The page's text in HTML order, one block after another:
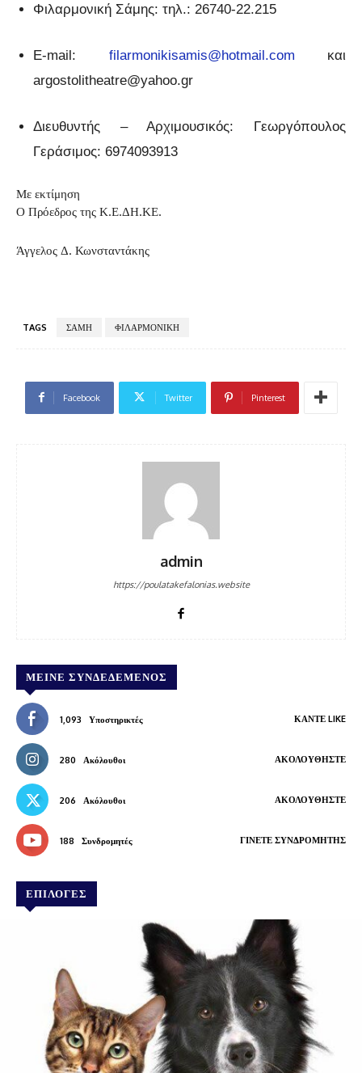
Φιλαρμονική Σάμης: τηλ.: 26740-22.215
E-mail: filarmonikisamis@hotmail.com και
argostolitheatre@yahoo.gr
Διευθυντής – Αρχιμουσικός: Γεωργόπουλος
Γεράσιμος: 6974093913
Με εκτίμηση
Ο Πρόεδρος της Κ.Ε.ΔΗ.ΚΕ.
Άγγελος Δ. Κωνσταντάκης
TAGS ΣΑΜΗ ΦΙΛΑΡΜΟΝΙΚΗ
Facebook Twitter Pinterest
admin
https://poulatakefalonias.website
ΜΕΊΝΕ ΣΥΝΔΕΔΕΜΈΝΟΣ
1,093 Υποστηρικτές ΚΆΝΤΕ LIKE
280 Ακόλουθοι ΑΚΟΛΟΥΘΉΣΤΕ
206 Ακόλουθοι ΑΚΟΛΟΥΘΉΣΤΕ
188 Συνδρομητές ΓΊΝΕΤΕ ΣΥΝΔΡΟΜΗΤΉΣ
ΕΠΙΛΟΓΕΣ